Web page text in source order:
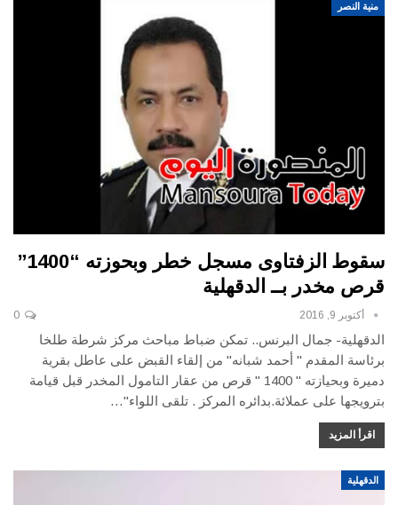
منية النصر
سقوط الزفتاوى مسجل خطر وبحوزته “1400”
قرص مخدر بــ الدقهلية
أكتوبر 9, 2016
الدقهلية- جمال البرنس.. تمكن ضباط مباحث مركز شرطة طلخا
برئاسة المقدم " أحمد شبانه" من إلقاء القبض على عاطل بقرية
دميرة وبحيازته " 1400 " قرص من عقار التامول المخدر قبل قيامة
بترويجها على عملائة.بدائره المركز . تلقى اللواء"…
اقرأ المزيد
الدقهلية